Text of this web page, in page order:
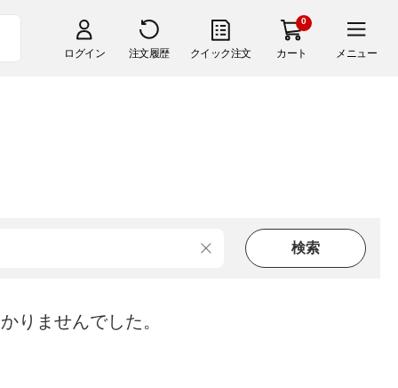
ログイン 注文履歴 クイック注文
0
カート メニュー
りませんでした。